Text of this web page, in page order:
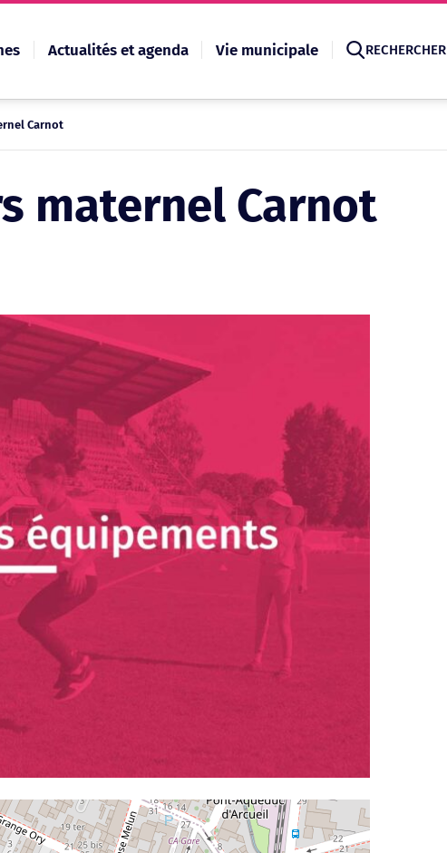
Actualités et agenda Vie municipale RECHERCHER
Recherche
Carnot
maternel Carnot